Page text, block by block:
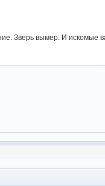
Зверь вымер. И искомые